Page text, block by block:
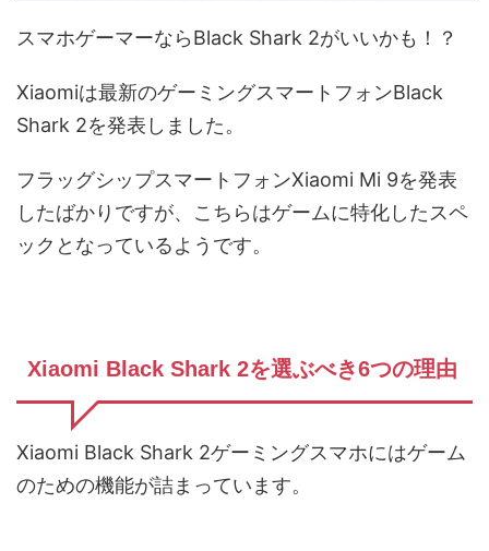
スマホゲーマーならBlack Shark 2がいいかも！？
Xiaomiは最新のゲーミングスマートフォンBlack
Shark 2を発表しました。
フラッグシップスマートフォンXiaomi Mi 9を発表
したばかりですが、こちらはゲームに特化したスペ
ックとなっているようです。
Xiaomi Black Shark 2を選ぶべき6つの理由
Xiaomi Black Shark 2ゲーミングスマホにはゲーム
のための機能が詰まっています。